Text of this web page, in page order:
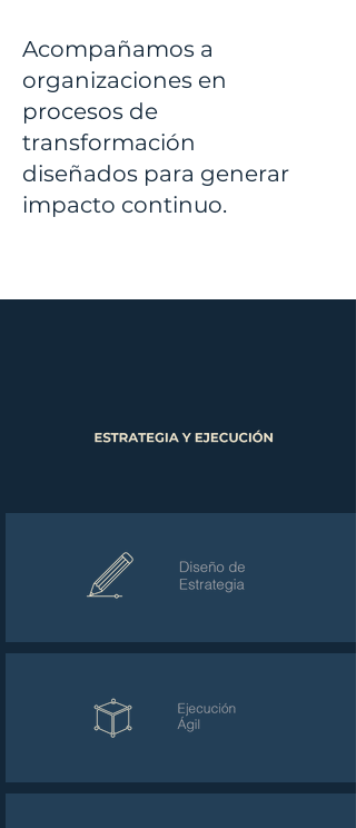
Acompañamos a
organizaciones en
procesos de
transformación
diseñados para generar
impacto continuo.